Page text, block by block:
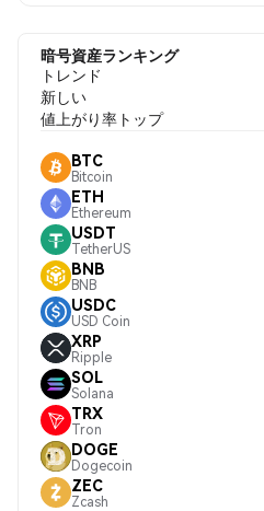
暗号資産ランキング
トレンド
新しい
値上がり率トップ
BTC
Bitcoin
ETH
Ethereum
USDT
TetherUS
BNB
BNB
USDC
USD Coin
XRP
Ripple
SOL
Solana
TRX
Tron
DOGE
Dogecoin
ZEC
Zcash